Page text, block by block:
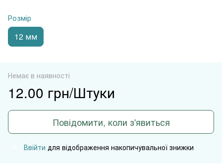
Розмір
12 мм
Немає в наявності
12.00 грн/Штуки
Повідомити, коли з'явиться
Ввійти для відображення накопичувальної знижки